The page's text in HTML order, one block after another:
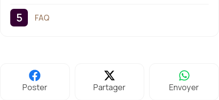
FAQ
Poster Partager Envoyer